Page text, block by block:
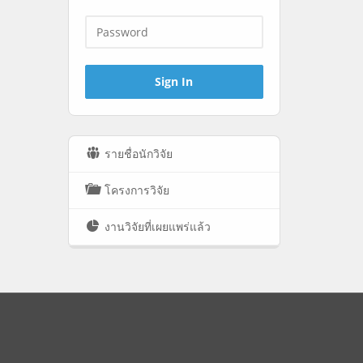
รายชื่อนักวิจัย
โครงการวิจัย
งานวิจัยที่เผยแพร่แล้ว